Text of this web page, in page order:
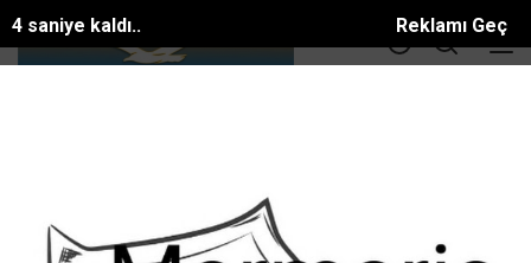
Reklamı Geç
4 saniye kaldı..
ANA SAYFA Meral Köktürk Haberleri